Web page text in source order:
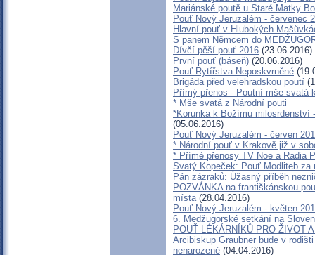
Mariánské poutě u Staré Matky
Pouť Nový Jeruzalém - červenec
Hlavní pouť v Hlubokých
S panem Němcem do
Dívčí pěší pouť 2016 (23.06.2016)
První pouť (báseň) (20.06.2016)
Pouť Rytířstva Neposkvrněné
Brigáda před velehradskou poutí
Přímý přenos - Poutní mše svatá
* Mše svatá z Národní pouti
*Korunka k Božímu milosrdenství
(05.06.2016)
Pouť Nový Jeruzalém - červen
* Národní pouť v Krakově již v
* Přímé přenosy TV Noe a Radia
Svatý Kopeček: Pouť Modliteb za
Pán zázraků: Úžasný příběh
POZVÁNKA na františkánskou
místa(28.04.2016)
Pouť Nový Jeruzalém - květen
6. Medžugorské setkání na
POUŤ LÉKÁRNÍKŮ PRO ŽIVOT
Arcibiskup Graubner bude v
nenarozené (04.04.2016)